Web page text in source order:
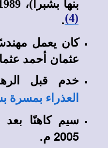
بنها بشبرا)، 1989 م. (بتقدير عام جيد)
(4)
.
كان يعمل
عثمان أحمد
خدم قبل
العذراء بمسرة
2005 م.